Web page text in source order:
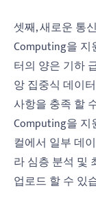
셋째, 새로운 통
Computing을 지
터의 양은 기하
앙 집중식 데이
사항을 충족 할
Computing을 지
컬에서 일부 데
라 심층 분석 및
업로드 할 수 있